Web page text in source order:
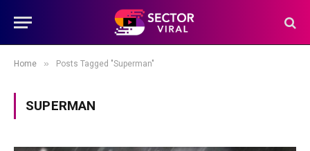
Home » Posts Tagged "Superman"
SUPERMAN